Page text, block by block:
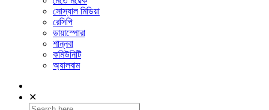
সোস্যাল মিডিয়া
রেসিপি
ডায়াস্পোরা
শান্নবা
কমিউনিটি
অ্যালবাম
✕